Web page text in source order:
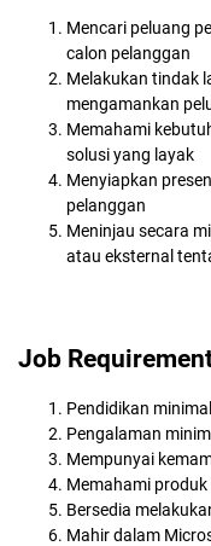
Mencari peluang
calon pelanggan
Melakukan tindak
mengamankan
Memahami
solusi yang layak
Menyiapkan
pelanggan
Meninjau secara
atau eksternal
Job
Pendidikan minimal
Pengalaman
Mempunyai
Memahami
Bersedia
Mahir dalam